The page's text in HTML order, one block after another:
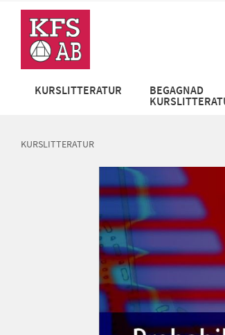
KURSLITTERATUR BEGAGNAD
KURSLITTERATUR